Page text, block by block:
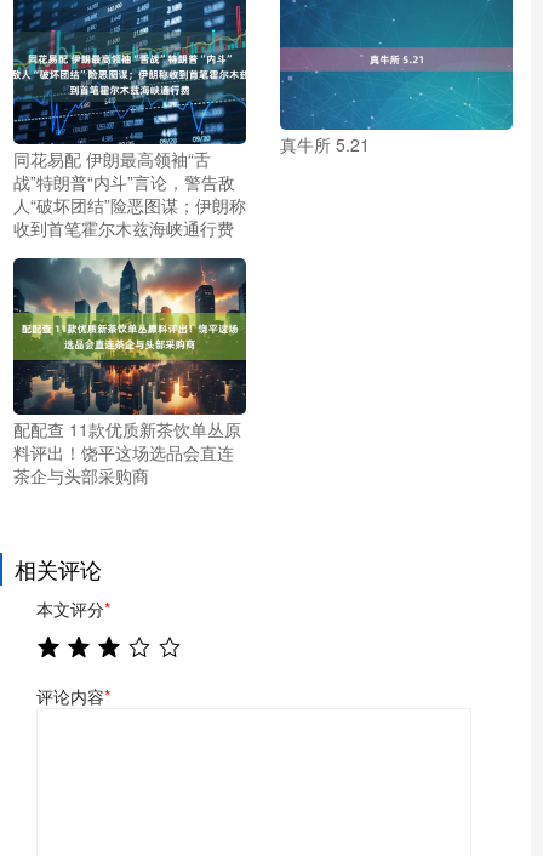
同花易配 伊朗最高领袖“舌
战”特朗普“内斗”言论，警告敌
人“破坏团结”险恶图谋；伊朗称
收到首笔霍尔木兹海峡通行费
真牛所 5.21
配配查 11款优质新茶饮单丛原
料评出！饶平这场选品会直连
茶企与头部采购商
相关评论
本文评分*
评论内容*